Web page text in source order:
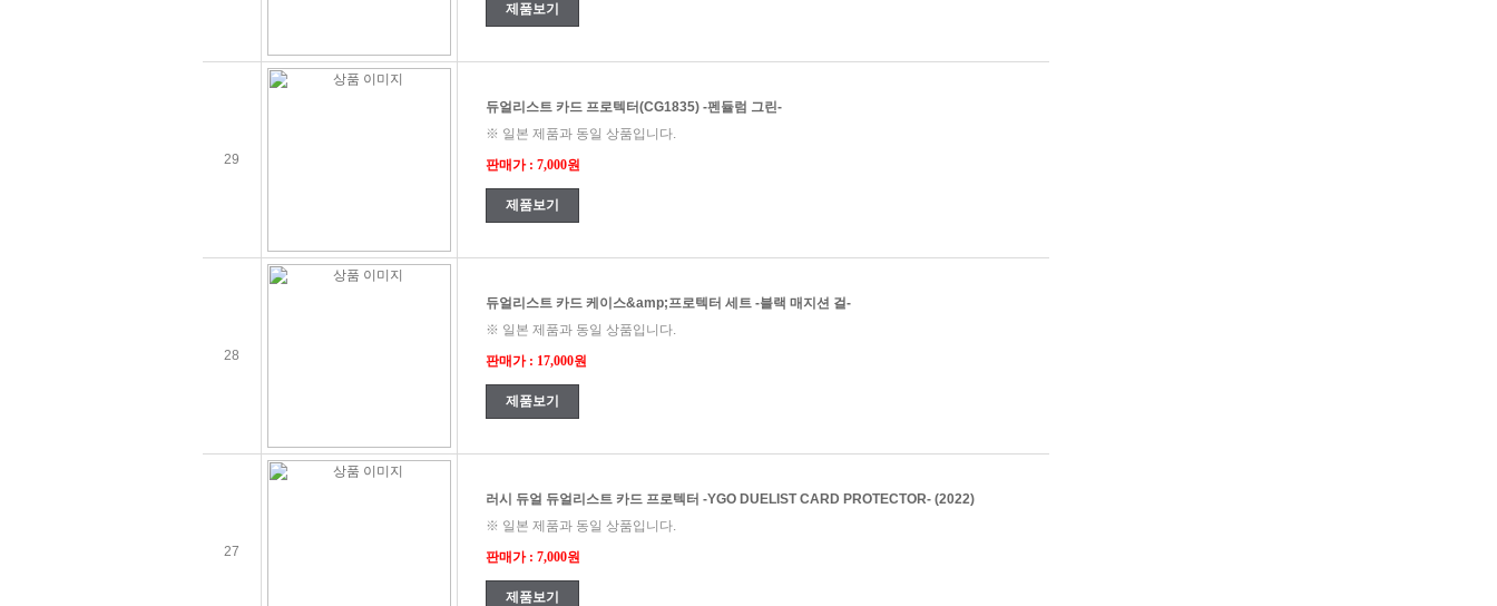
제품보기
29
듀얼리스트 카드 프로텍터(CG1835) -펜듈럼 그린-
※ 일본 제품과 동일 상품입니다.
판매가 : 7,000원
제품보기
28
듀얼리스트 카드 케이스&amp;프로텍터 세트 -블랙 매지션 걸-
※ 일본 제품과 동일 상품입니다.
판매가 : 17,000원
제품보기
27
러시 듀얼 듀얼리스트 카드 프로텍터 -YGO DUELIST CARD PROTECTOR- (2022)
※ 일본 제품과 동일 상품입니다.
판매가 : 7,000원
제품보기